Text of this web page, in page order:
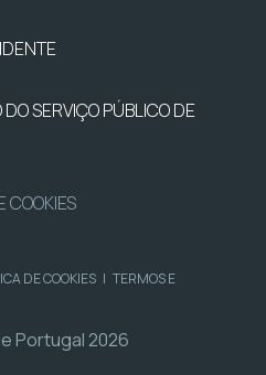
SERVIÇO PÚBLICO DE
COOKIES
DE COOKIES | TERMOS E
Portugal 2026